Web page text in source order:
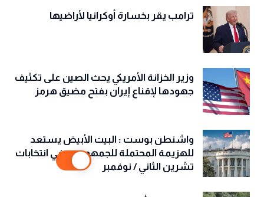
ترامب يقر بخسارة أوكرانيا لأراضيها
وزير الخزانة الأمريكي يحث الصين على تكثيف
جهودها لإقناع إيران بفتح مضيق هرمز
واشنطن بوست : البيت الأبيض يستعد
للهزيمة المحتملة للجمهوريين في انتخابات
تشرين الثاني / نوفمبر